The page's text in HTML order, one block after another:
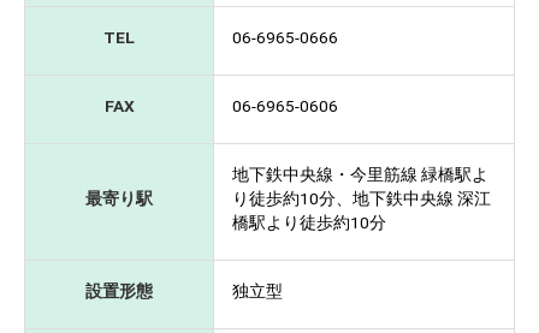
TEL 06-6965-0666
FAX 06-6965-0606
最寄り駅
地下鉄中央線・今里筋線 緑橋駅よ
り徒歩約10分、地下鉄中央線 深江
橋駅より徒歩約10分
設置形態 独立型